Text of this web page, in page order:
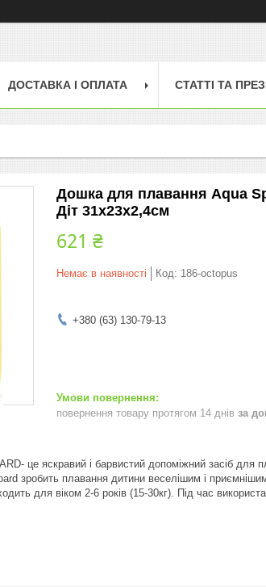
ДОСТАВКА І ОПЛАТА СТАТТІ ТА
Дошка для плавання Aqua
Діт 31x23x2,4cм
621 ₴
Немає в наявності Код: 186-octopus
+380 (63) 130-79-13
повернення товару протягом 14 днів за
це яскравий і барвистий допоміжний засіб для
зробить плавання дитини веселішим і
для віком 2-6 років (15-30кг). Під час